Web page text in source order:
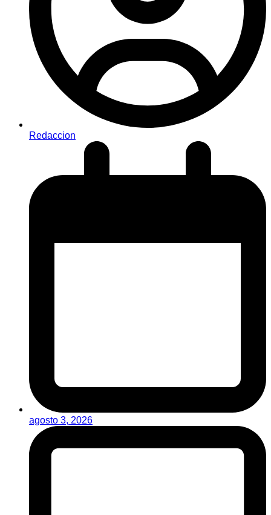
Redaccion
agosto 3, 2026